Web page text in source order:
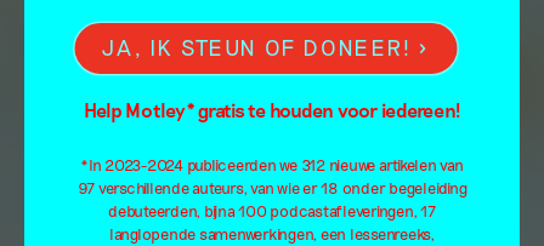
JA, IK STEUN OF DONEER!
Help Motley* gratis te houden voor iedereen!
*In 2023-2024 publiceerden we 312 nieuwe artikelen van
97 verschillende auteurs, van wie er 18 onder begeleiding
debuteerden, bijna 100 podcastafleveringen, 17
langlopende samenwerkingen, een lessenreeks,